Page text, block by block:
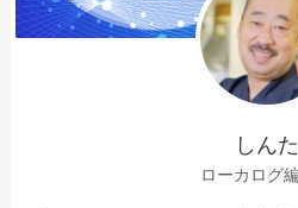
しんた
ローカログ